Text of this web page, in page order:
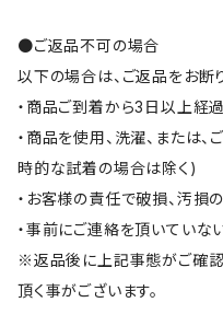
●ご返品不可の場合
以下の場合は、ご返品をお断
・商品ご到着から3日以上経
・商品を使用、洗濯、または
時的な試着の場合は除く)
・お客様の責任で破損、汚損
・事前にご連絡を頂いていな
※返品後に上記事態がご確認
頂く事がございます。